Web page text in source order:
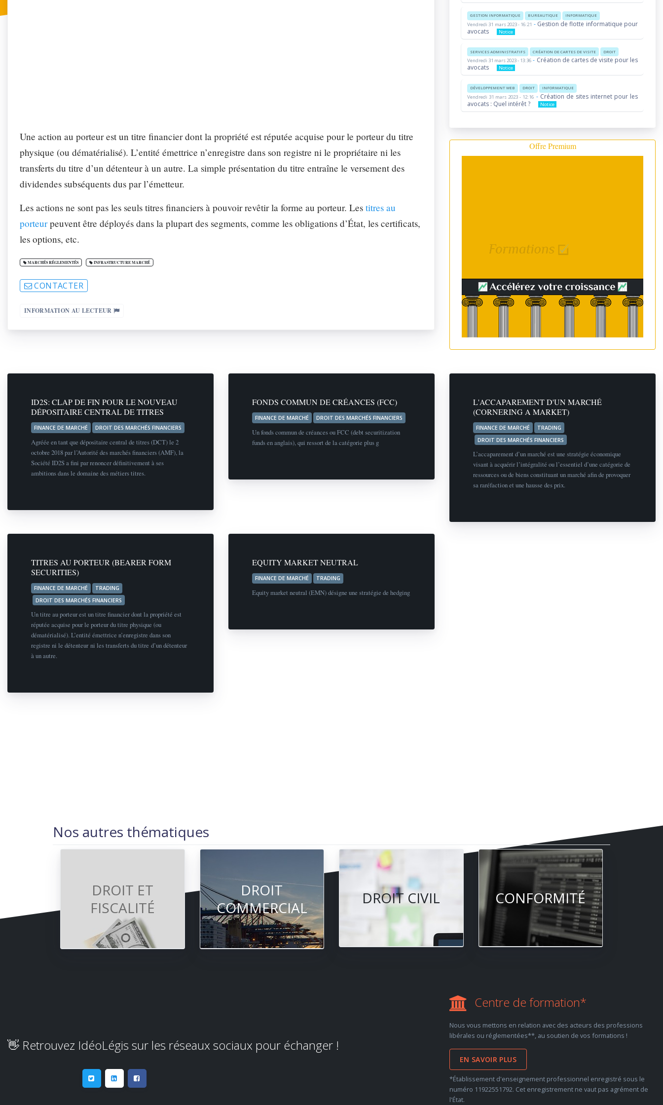
Une action au porteur est un titre financier dont la propriété est réputée acquise pour le porteur du titre
physique (ou dématérialisé). L’entité émettrice n’enregistre dans son registre ni le propriétaire ni les
transferts du titre d’un détenteur à un autre. La simple présentation du titre entraîne le versement des
dividendes subséquents dus par l’émetteur.
Les actions ne sont pas les seuls titres financiers à pouvoir revêtir la forme au porteur. Les titres au
porteurpeuvent être déployés dans la plupart des segments, comme les obligations d’État, les certificats,
les options, etc.
MARCHÉS RÉGLEMENTÉS INFRASTRUCTURE MARCHÉ
CONTACTER
INFORMATION AU LECTEUR
GESTION INFORMATIQUE BUREAUTIQUE INFORMATIQUE
Vendredi 31 mars 2023 - 16:21 - Gestion de flotte informatique pour
avocats
Notice
SERVICES ADMINISTRATIFS CRÉATION DE CARTES DE VISITE DROIT
Vendredi 31 mars 2023 - 13:36 - Création de cartes de visite pour les
avocats
Notice
DÉVELOPPEMENT WEB DROIT INFORMATIQUE
Vendredi 31 mars 2023 - 12:16 - Création de sites internet pour les
avocats : Quel intérêt ?
Notice
Offre Premium
ID2S: CLAP DE FIN POUR LE NOUVEAU
DÉPOSITAIRE CENTRAL DE TITRES
FINANCE DE MARCHÉ DROIT DES MARCHÉS FINANCIERS
Agréée en tant que dépositaire central de titres (DCT) le 2
octobre 2018 par l’Autorité des marchés financiers (AMF), la
Société ID2S a fini par renoncer définitivement à ses
ambitions dans le domaine des métiers titres.
FONDS COMMUN DE CRÉANCES (FCC)
FINANCE DE MARCHÉ DROIT DES MARCHÉS FINANCIERS
Un fonds commun de créances ou FCC (debt securitization
funds en anglais), qui ressort de la catégorie plus g
L'ACCAPAREMENT D'UN MARCHÉ
(CORNERING A MARKET)
FINANCE DE MARCHÉ
TRADING
DROIT DES MARCHÉS FINANCIERS
L’accaparement d’un marché est une stratégie économique
visant à acquérir l’intégralité ou l’essentiel d’une catégorie de
ressources ou de biens constituant un marché afin de provoquer
sa raréfaction et une hausse des prix.
TITRES AU PORTEUR (BEARER FORM
SECURITIES)
FINANCE DE MARCHÉ
TRADING
DROIT DES MARCHÉS FINANCIERS
Un titre au porteur est un titre financier dont la propriété est
réputée acquise pour le porteur du titre physique (ou
dématérialisé). L’entité émettrice n’enregistre dans son
registre ni le détenteur ni les transferts du titre d’un détenteur
à un autre.
EQUITY MARKET NEUTRAL
FINANCE DE MARCHÉ TRADING
Equity market neutral (EMN) désigne une stratégie de hedging
Nos autres thématiques
DROIT ET
FISCALITÉ
DROIT
COMMERCIAL
DROIT CIVIL CONFORMITÉ
👋 Retrouvez IdéoLégis sur les réseaux sociaux pour échanger !
Centre de formation*
Nous vous mettons en relation avec des acteurs des professions
libérales ou réglementées**, au soutien de vos formations !
EN SAVOIR PLUS
*Établissement d'enseignement professionnel enregistré sous le
numéro 11922551792. Cet enregistrement ne vaut pas agrément de
l'État.